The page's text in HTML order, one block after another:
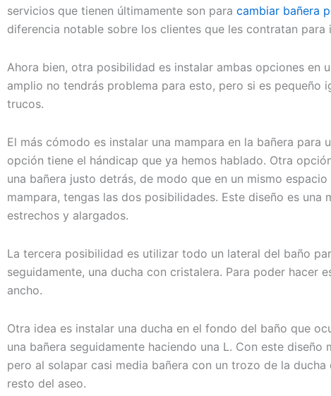
servicios que tienen últimamente son para cambiar bañera
diferencia notable sobre los clientes que les contratan para
Ahora bien, otra posibilidad es instalar ambas opciones en
amplio no tendrás problema para esto, pero si es pequeño
trucos.
El más cómodo es instalar una mampara en la bañera para
opción tiene el hándicap que ya hemos hablado. Otra
una bañera justo detrás, de modo que en un mismo
mampara, tengas las dos posibilidades. Este diseño es una
estrechos y alargados.
La tercera posibilidad es utilizar todo un lateral del baño
seguidamente, una ducha con cristalera. Para poder hacer
ancho.
Otra idea es instalar una ducha en el fondo del baño que
una bañera seguidamente haciendo una L. Con este
pero al solapar casi media bañera con un trozo de la
resto del aseo.